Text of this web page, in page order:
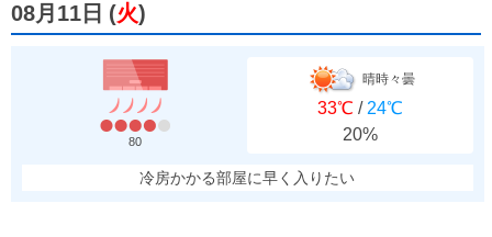
08月11日 (火)
80
晴時々曇
33℃ / 24℃
20%
冷房かかる部屋に早く入りたい